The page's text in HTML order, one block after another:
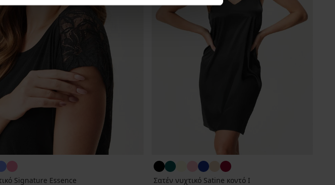
Signature Essence
Σατέν νυχτικό Satine κοντό Ι